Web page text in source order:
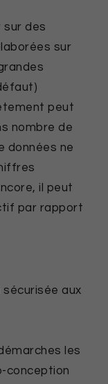
sur des
sur
peut
nombre de
données ne
il peut
par rapport
aux
les
conception